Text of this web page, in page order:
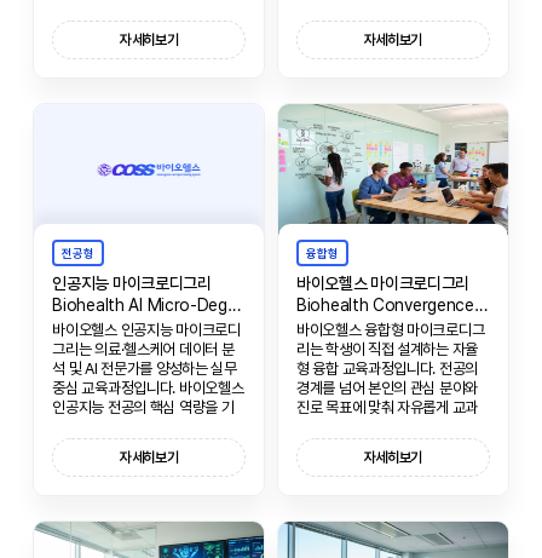
정, GMP 관리, 품질보증, 임상시
험 관리에 필요한 전문 기술을 함
자세히보기
3D 모델링, 애니메이션, 인터랙티
브 콘텐츠 제작에 필요한 전문 기
자세히보기
전공형
인공지능 마이크로디그리
Biohealth AI Micro-Degree
바이오헬스 인공지능 마이크로디
그리는 의료·헬스케어 데이터 분
석 및 AI 전문가를 양성하는 실무
중심 교육과정입니다. 바이오헬스
인공지능 전공의 핵심 역량을 기
러닝, 의료 AI 개발에 필요한 실무
능력을 함양합니다.
자세히보기
융합형
바이오헬스 마이크로디그리
Biohealth Convergence Micro-Degree
바이오헬스 융합형 마이크로디그
리는 학생이 직접 설계하는 자율
형 융합 교육과정입니다. 전공의
경계를 넘어 본인의 관심 분야와
진로 목표에 맞춰 자유롭게 교과
이를 통해 독창적인 융합 역량을
개발할 수 있습니다.
자세히보기